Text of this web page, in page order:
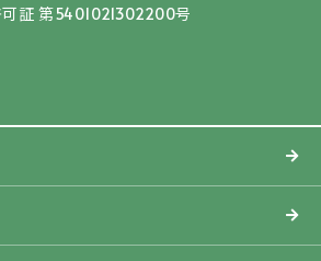
証 第5401021302200号